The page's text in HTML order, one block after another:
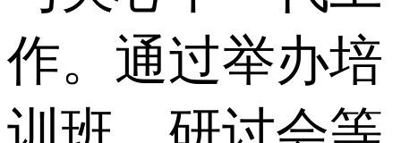
作。通过举办培